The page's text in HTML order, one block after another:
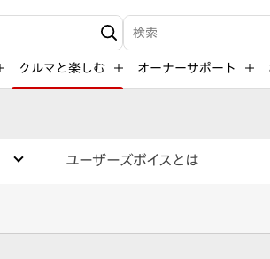
検索キーワード入力
クルマと楽しむ オーナーサポート
ユーザーズボイスとは